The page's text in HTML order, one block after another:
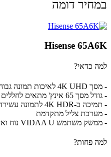
במחיר דומה
Hisense 65A6K
למה כדאי?
- מסך 4K UHD לאיכות תמונה גבוהה
- גודל מסך 65 אינץ' מתאים לחללים גדולים
- תמיכה ב-4K HDR לתמונה עשירה וחיים
- מערכת צליל מתקדמת
- ממשק משתמש VIDAA U נוח ואינטואיטיבי
למה פחות?